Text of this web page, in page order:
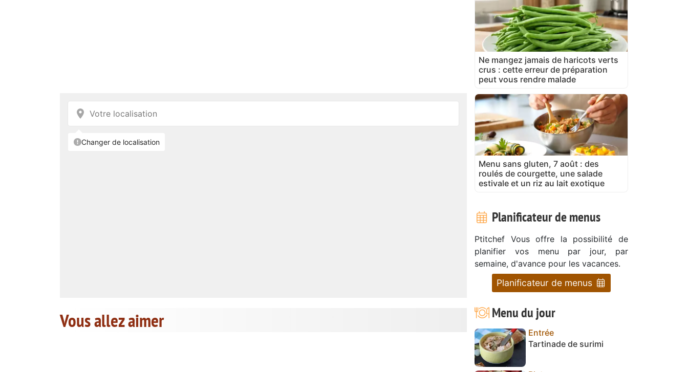
Vous allez aimer
Ne mangez jamais de haricots verts
crus : cette erreur de préparation
peut vous rendre malade
Menu sans gluten, 7 août : des
roulés de courgette, une salade
estivale et un riz au lait exotique
Planificateur de menus
Ptitchef Vous offre la possibilité de
planifier vos menu par jour, par
semaine, d'avance pour les vacances.
Planificateur de menus
Menu du jour
Entrée
Tartinade de surimi